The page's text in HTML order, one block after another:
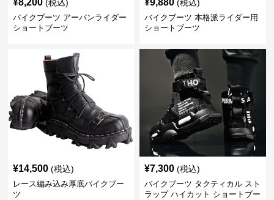
¥8,200 (税込)
バイクブーツ アーバンライダー
ショートブーツ
¥9,880 (税込)
バイクブーツ 本格派ライダー用
ショートブーツ
¥14,500 (税込)
レース編み込み厚底バイクブー
ツ
¥7,300 (税込)
バイクブーツ タクティカル スト
ラップ ハイカット ショートブー